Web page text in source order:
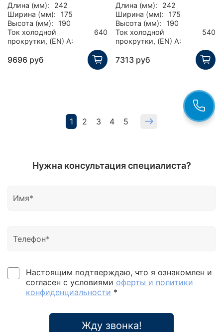
Длина (мм):
242
Ширина (мм):
175
Высота (мм):
190
Ток холодной
прокрутки, (EN) А:
640
9696 руб
Длина (мм):
242
Ширина (мм):
175
Высота (мм):
190
Ток холодной
прокрутки, (EN) А:
540
7313 руб
1 2 3 4 5
Нужна консультация специалиста?
Настоящим подтверждаю, что я ознакомлен и
согласен с условиями оферты и политики
конфиденциальности *
Жду звонка!